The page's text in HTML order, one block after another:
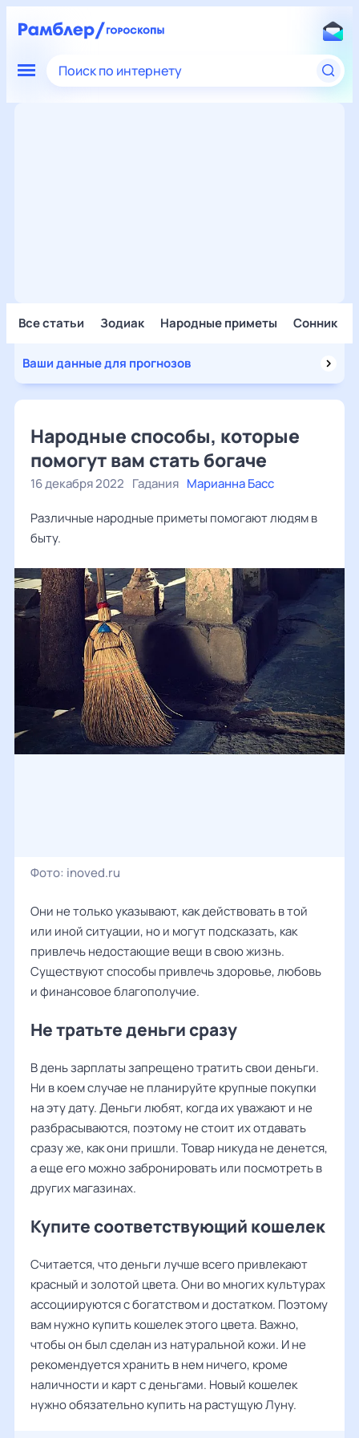
Поиск по интернету
Все статьи Зодиак Народные приметы Сонник
Ваши данные для прогнозов
Народные способы, которые
помогут вам стать богаче
16 декабря 2022 Гадания Марианна Басс
Различные народные приметы помогают людям в
быту.
Фото: inoved.ru
Они не только указывают, как действовать в той
или иной ситуации, но и могут подсказать, как
привлечь недостающие вещи в свою жизнь.
Существуют способы привлечь здоровье, любовь
и финансовое благополучие.
Не тратьте деньги сразу
В день зарплаты запрещено тратить свои деньги.
Ни в коем случае не планируйте крупные покупки
на эту дату. Деньги любят, когда их уважают и не
разбрасываются, поэтому не стоит их отдавать
сразу же, как они пришли. Товар никуда не денется,
а еще его можно забронировать или посмотреть в
других магазинах.
Купите соответствующий кошелек
Считается, что деньги лучше всего привлекают
красный и золотой цвета. Они во многих культурах
ассоциируются с богатством и достатком. Поэтому
вам нужно купить кошелек этого цвета. Важно,
чтобы он был сделан из натуральной кожи. И не
рекомендуется хранить в нем ничего, кроме
наличности и карт с деньгами. Новый кошелек
нужно обязательно купить на растущую Луну.